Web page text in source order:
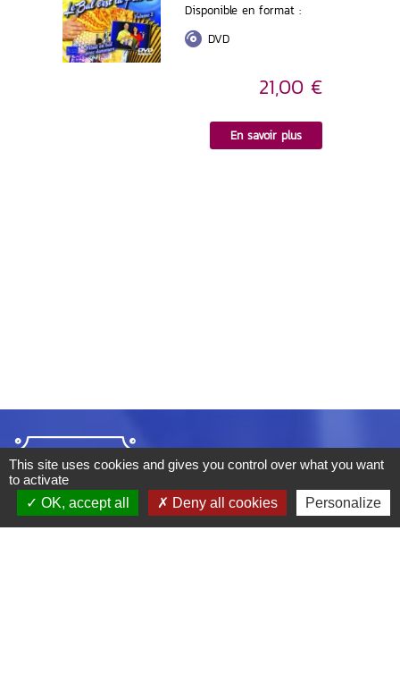
Disponible en format :
DVD
21,00 €
En savoir plus
This site uses cookies and gives you control over what you want
to activate
OK, accept all
Deny all cookies Personalize